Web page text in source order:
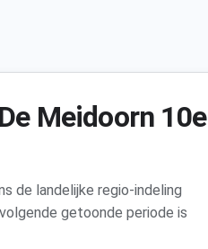
Meidoorn 10e
de landelijke regio-indeling
getoonde periode is